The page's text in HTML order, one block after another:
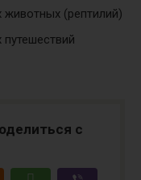
(рептилий)
с